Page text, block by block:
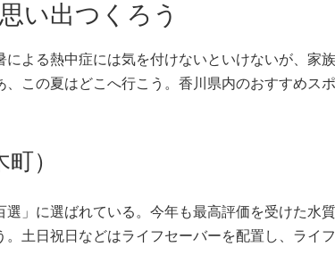
い出つくろう
よる熱中症には気を付けないといけないが、家
この夏はどこへ行こう。香川県内のおすすめス
）
」に選ばれている。今年も最高評価を受けた水
土日祝日などはライフセーバーを配置し、ライ